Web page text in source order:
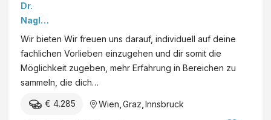
Cons
ulting
-
Team
ultant
(m/w/
d)
Banki
ng &
Busin
ess
Dr.
Nagler
&
Comp
any
GmbH
Wir bieten Wir freuen uns darauf, individuell auf deine
fachlichen Vorlieben einzugehen und dir somit die
Möglichkeit zugeben, mehr Erfahrung in Bereichen zu
sammeln, die dich…
€ 4.285 Wien Graz Innsbruck